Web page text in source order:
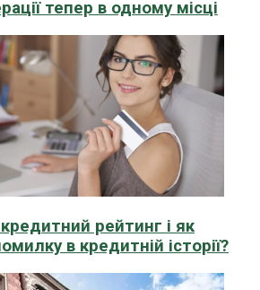
тепер в одному місці
рейтинг і як
в кредитній історії?